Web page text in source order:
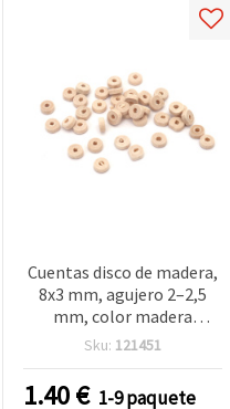
Cuentas disco de madera,
8x3 mm, agujero 2–2,5
mm, color madera
natural - 50 g (±610 uds.)
bisutería
Sku: 121451
1.40€ 1-9 paquete